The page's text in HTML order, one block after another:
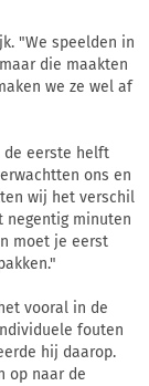
"We speelden in
die maakten
we ze wel af
de eerste helft
ons en
wij het verschil
negentig minuten
moet je eerst
vooral in de
fouten
hij daarop.
op naar de